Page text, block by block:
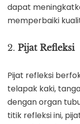
dapat
memperbaiki
2. Pijat Refleksi
Pijat refleksi
telapak kaki,
dengan organ
titik refleksi ini,